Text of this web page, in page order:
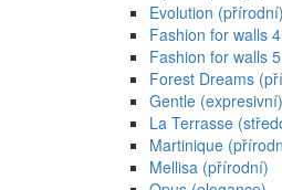
Evolution (přírodní)
Fashion for walls
Fashion for walls
Forest Dreams
Gentle (expresivní)
La Terrasse
Martinique
Mellisa (přírodní)